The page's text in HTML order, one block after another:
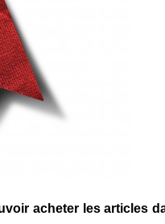
acheter les articles